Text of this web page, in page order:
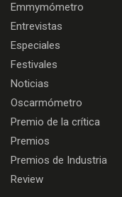
Emmymómetro
Entrevistas
Especiales
Festivales
Noticias
Oscarmómetro
Premio de la crítica
Premios
Premios de Industria
Review